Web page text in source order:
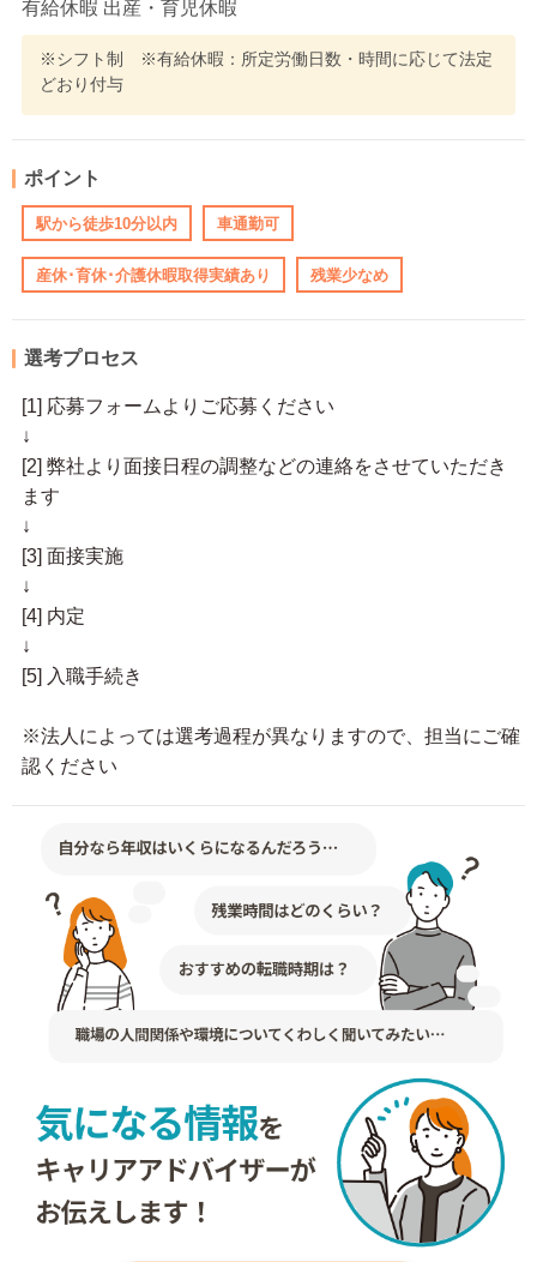
有給休暇 出産・育児休暇
※シフト制 ※有給休暇：所定労働日数・時間に応じて法定
どおり付与
ポイント
駅から徒歩10分以内 車通勤可
産休･育休･介護休暇取得実績あり 残業少なめ
選考プロセス
[1] 応募フォームよりご応募ください
↓
[2] 弊社より面接日程の調整などの連絡をさせていただき
ます
↓
[3] 面接実施
↓
[4] 内定
↓
[5] 入職手続き
※法人によっては選考過程が異なりますので、担当にご確
認ください